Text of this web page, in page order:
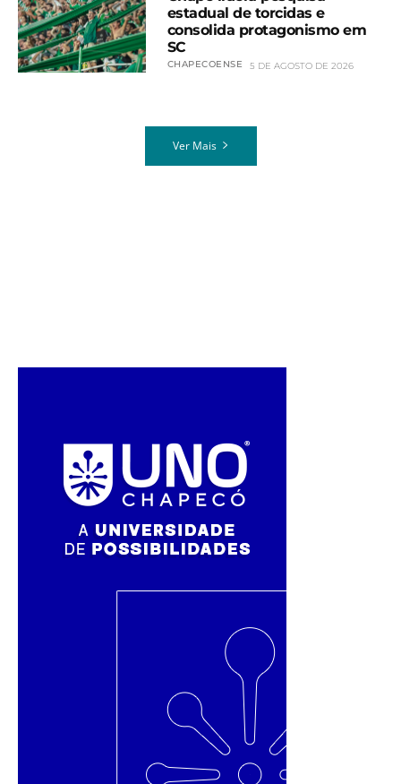
estadual de torcidas e
consolida protagonismo em
SC
CHAPECOENSE 5 DE AGOSTO DE 2026
Ver Mais